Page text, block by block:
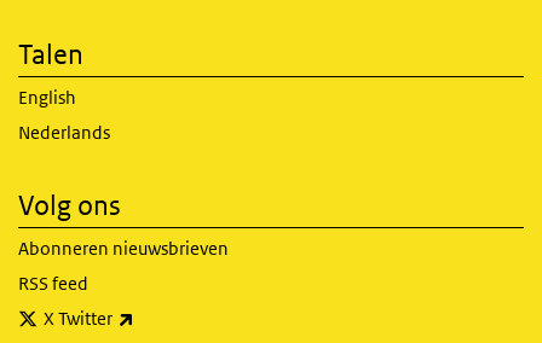
Talen
English
Nederlands
Volg ons
Abonneren nieuwsbrieven
RSS feed
X Twitter